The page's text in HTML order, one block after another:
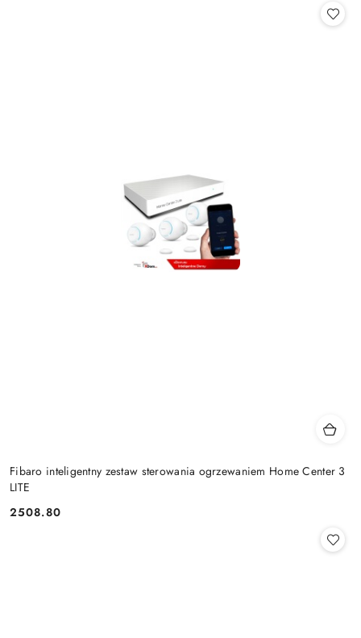
Fibaro inteligentny zestaw sterowania ogrzewaniem Home Center 3
LITE
Cena:
2508.80